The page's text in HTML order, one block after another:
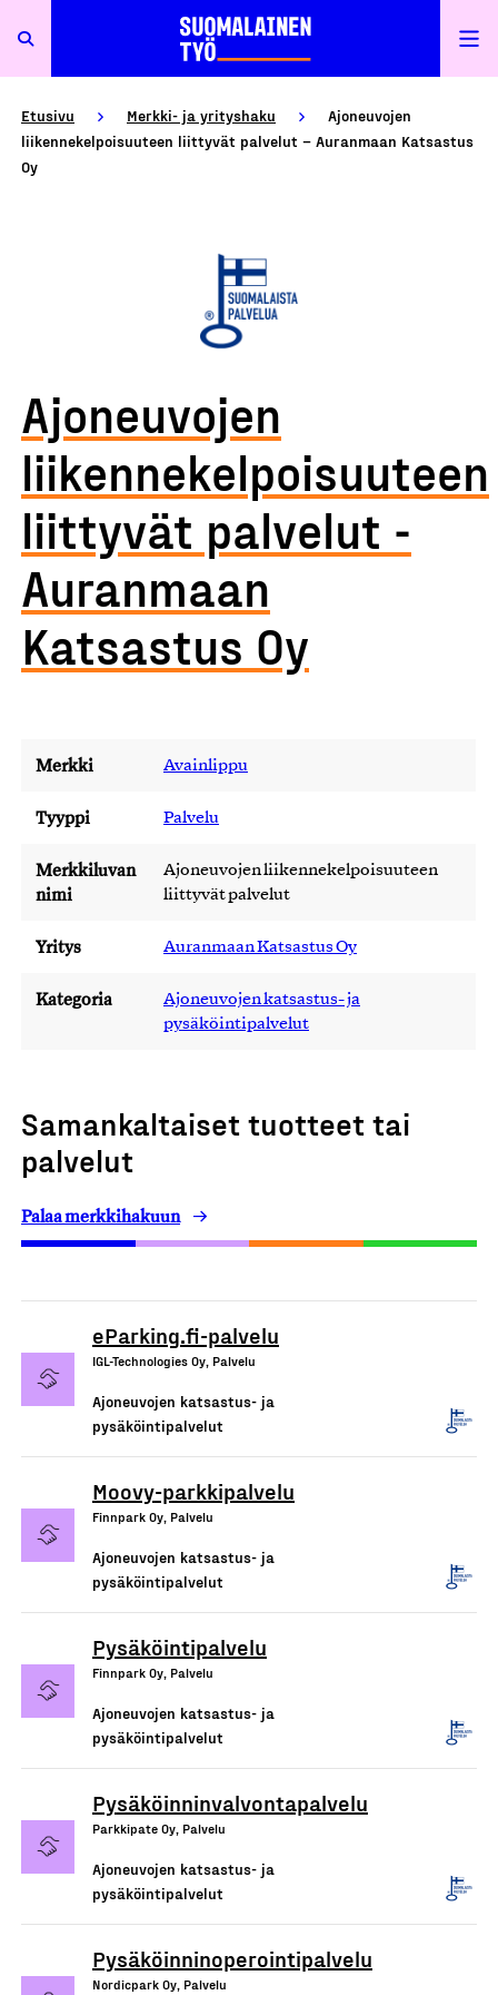
Etusivu Merkki- ja yrityshaku
Ajoneuvojen
liikennekelpoisuuteen liittyvät palvelut – Auranmaan Katsastus
Oy
Ajoneuvojen
liikennekelpoisuuteen
liittyvät palvelut -
Auranmaan
Katsastus Oy
Merkki Avainlippu
Tyyppi Palvelu
Merkkiluvan
nimi
Ajoneuvojen liikennekelpoisuuteen
liittyvät palvelut
Yritys Auranmaan Katsastus Oy
Kategoria
Ajoneuvojen katsastus- ja
pysäköintipalvelut
Samankaltaiset tuotteet tai
palvelut
Palaa merkkihakuun
eParking.fi-palvelu
IGL-Technologies Oy, Palvelu
Ajoneuvojen katsastus- ja
pysäköintipalvelut
Moovy-parkkipalvelu
Finnpark Oy, Palvelu
Ajoneuvojen katsastus- ja
pysäköintipalvelut
Pysäköintipalvelu
Finnpark Oy, Palvelu
Ajoneuvojen katsastus- ja
pysäköintipalvelut
Pysäköinninvalvontapalvelu
Parkkipate Oy, Palvelu
Ajoneuvojen katsastus- ja
pysäköintipalvelut
Pysäköinninoperointipalvelu
Nordicpark Oy, Palvelu